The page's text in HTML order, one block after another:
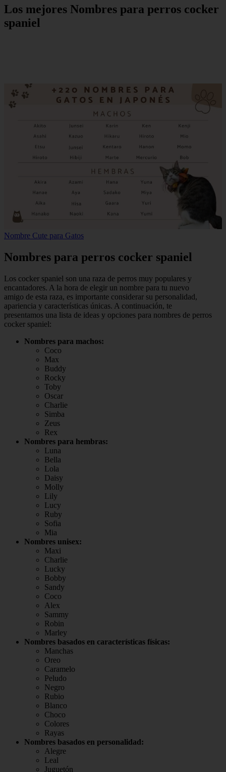
Los mejores Nombres para perros cocker
spaniel
Nombre Cute para Gatos
Nombres para perros cocker spaniel
Los cocker spaniel son una raza de perros muy populares y
encantadores. A la hora de elegir un nombre para tu nuevo
amigo de esta raza, es importante considerar su personalidad,
apariencia y características únicas. A continuación, te
presentamos una lista de ideas y opciones para nombres de perros
cocker spaniel:
Nombres para machos:
Coco
Max
Buddy
Rocky
Toby
Oscar
Charlie
Simba
Zeus
Rex
Nombres para hembras:
Luna
Bella
Lola
Daisy
Molly
Lily
Lucy
Ruby
Sofia
Mia
Nombres unisex:
Maxi
Charlie
Lucky
Bobby
Sandy
Coco
Alex
Sammy
Robin
Marley
Nombres basados en características físicas:
Manchas
Oreo
Caramelo
Peludo
Negro
Rubio
Blanco
Choco
Colores
Rayas
Nombres basados en personalidad:
Alegre
Leal
Juguetón